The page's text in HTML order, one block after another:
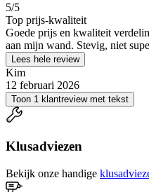
5/5
Top prijs-kwaliteit
Goede prijs en kwaliteit
aan mijn wand. Stevig, niet
Lees hele review
Kim
12 februari 2026
Toon 1 klantreview met tekst
Klusadviezen
Bekijk onze handige